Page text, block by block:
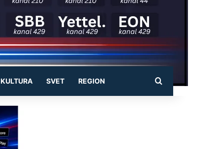
KULTURA SVET REGION Pretraži